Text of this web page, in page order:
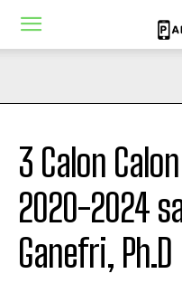
3 Calon
2020-2024
Ganefri, Ph.D